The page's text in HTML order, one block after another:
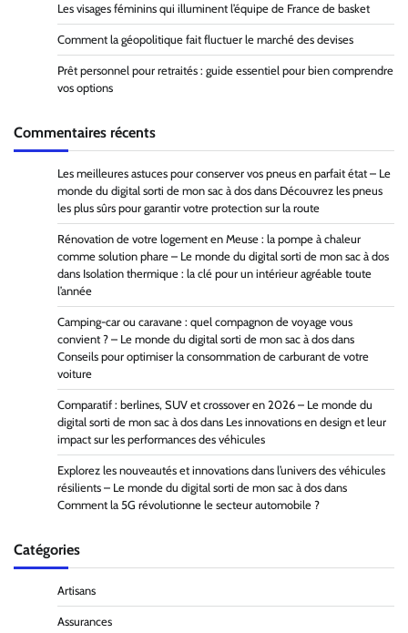
Les visages féminins qui illuminent l’équipe de France de basket
Comment la géopolitique fait fluctuer le marché des devises
Prêt personnel pour retraités : guide essentiel pour bien comprendre
vos options
Commentaires récents
Les meilleures astuces pour conserver vos pneus en parfait état – Le
monde du digital sorti de mon sac à dos dans Découvrez les pneus
les plus sûrs pour garantir votre protection sur la route
Rénovation de votre logement en Meuse : la pompe à chaleur
comme solution phare – Le monde du digital sorti de mon sac à dos
dans Isolation thermique : la clé pour un intérieur agréable toute
l’année
Camping-car ou caravane : quel compagnon de voyage vous
convient ? – Le monde du digital sorti de mon sac à dos dans
Conseils pour optimiser la consommation de carburant de votre
voiture
Comparatif : berlines, SUV et crossover en 2026 – Le monde du
digital sorti de mon sac à dos dans Les innovations en design et leur
impact sur les performances des véhicules
Explorez les nouveautés et innovations dans l’univers des véhicules
résilients – Le monde du digital sorti de mon sac à dos dans
Comment la 5G révolutionne le secteur automobile ?
Catégories
Artisans
Assurances